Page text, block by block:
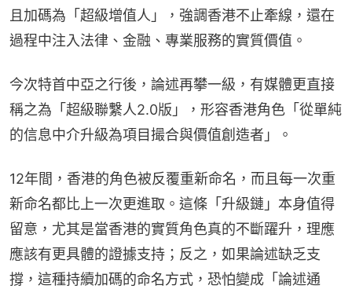
且加碼為「超級增值人」，強調香港不止牽線，還在
過程中注入法律、金融、專業服務的實質價值。
今次特首中亞之行後，論述再攀一級，有媒體更直接
稱之為「超級聯繫人2.0版」，形容香港角色「從單純
的信息中介升級為項目撮合與價值創造者」。
12年間，香港的角色被反覆重新命名，而且每一次重
新命名都比上一次更進取。這條「升級鏈」本身值得
留意，尤其是當香港的實質角色真的不斷躍升，理應
應該有更具體的證據支持；反之，如果論述缺乏支
撐，這種持續加碼的命名方式，恐怕變成「論述通